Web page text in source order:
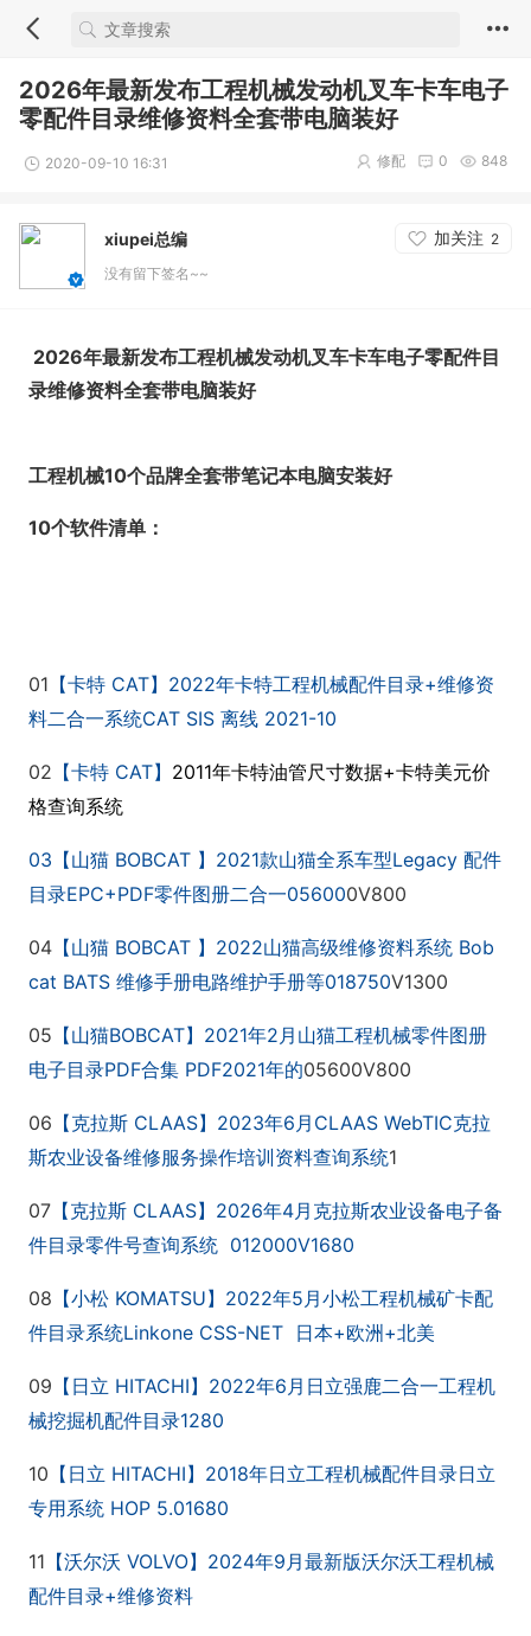
2026年最新发布工程机械发动机叉车卡车电子
零配件目录维修资料全套带电脑装好
2020-09-10 16:31 848
0
修配
xiupei总编 加关注 2
没有留下签名~~
2026年最新发布工程机械发动机叉车卡车电子零配件目
录维修资料全套带电脑装好
工程机械10个品牌全套带笔记本电脑安装好
10个软件清单：
01 【卡特 CAT】 2022年卡特工程机械配件目录+维修资
料二合一系统CAT SIS 离线 2021-10
02 【卡特 CAT】 2011年卡特油管尺寸数据+卡特美元价
格查询系统
03 【山猫 BOBCAT 】 2021款山猫全系车型Legacy 配件
目录EPC+PDF零件图册二合一056000V800
04 【山猫 BOBCAT 】 2022山猫高级维修资料系统 Bob
cat BATS 维修手册电路维护手册等018750V1300
05 【山猫BOBCAT】 2021年2 月山猫工程机械零件图册
电子目录PDF合集 PDF2021年的05600V800
06 【克拉斯 CLAAS】 2023年6 月 CLAAS WebTIC克拉
斯农业设备维修服务操作培训资料查询系统1
07 【克拉斯 CLAAS】 2026年4月克拉斯农业设备电子备
件目录零件号查询系统 012000V1680
08 【小松 KOMATSU 】 2022年5 月小松工程机械矿卡配
件目录系统Linkone CSS-NET 日本+欧洲 +北美
09 【日立 HITACHI 】 2022年6 月日立强鹿二合一工程机
械挖掘机配件目录1280
10 【日立 HITACHI 】 2018年日立工程机械配件目录日立
专用系统 HOP 5.01680
11 【沃尔沃 VOLVO】 2024年9 月最新版沃尔沃工程机械
配件目录+维修资料